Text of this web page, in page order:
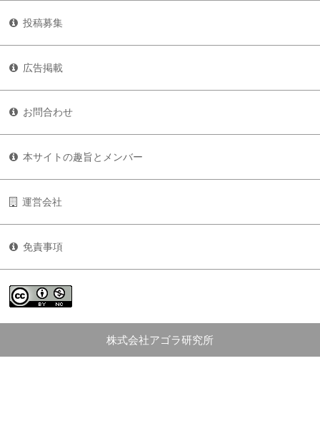
投稿募集
広告掲載
お問合わせ
本サイトの趣旨とメンバー
運営会社
免責事項
株式会社アゴラ研究所